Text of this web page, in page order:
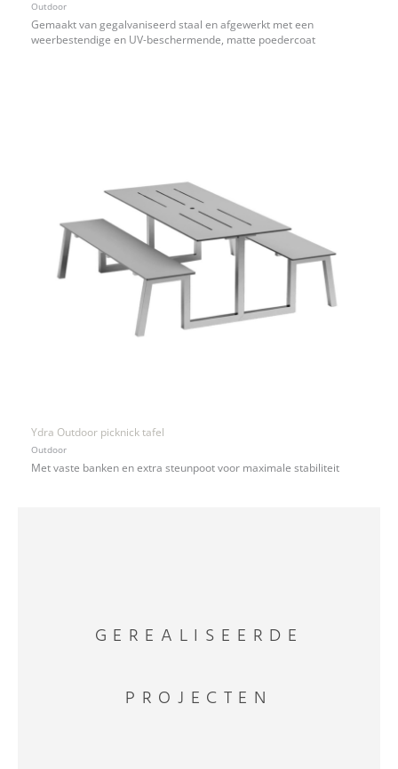
Outdoor
Gemaakt van gegalvaniseerd staal en afgewerkt met een
weerbestendige en UV-beschermende, matte poedercoat
Ydra Outdoor picknick tafel
Outdoor
Met vaste banken en extra steunpoot voor maximale stabiliteit
GEREALISEERDE
PROJECTEN